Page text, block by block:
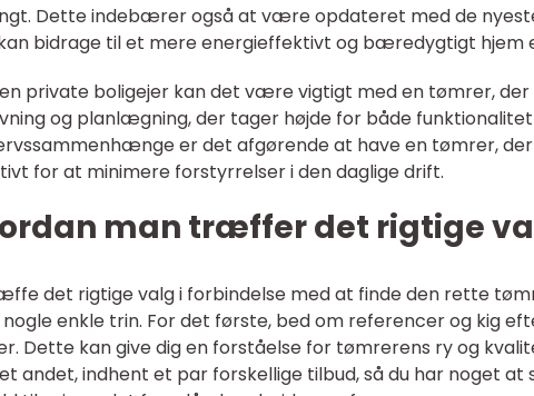
Dette indebærer også at være opdateret med de
bidrage til et mere energieffektivt og bæredygtigt hjem
private boligejer kan det være vigtigt med en tømrer,
og planlægning, der tager højde for både
er det afgørende at have en tømrer,
for at minimere forstyrrelser i den daglige drift.
man træffer det rigtige
det rigtige valg i forbindelse med at finde den rette
enkle trin. For det første, bed om referencer og kig
Dette kan give dig en forståelse for tømrerens ry og
andet, indhent et par forskellige tilbud, så du har noget at